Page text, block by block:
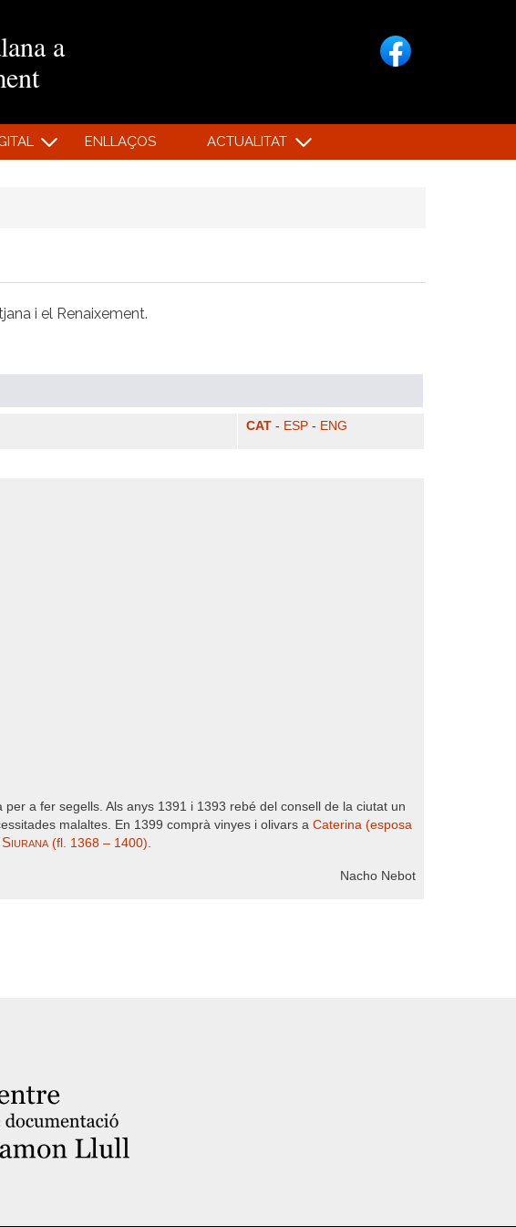
a
ENLLAÇOS ACTUALITAT
i el Renaixement.
CAT - ESP - ENG
a fer segells. Als anys 1391 i 1393 rebé del consell de la ciutat un
malaltes. En 1399 comprà vinyes i olivars a Caterina (esposa
Siurana(fl. 1368 – 1400).
Nacho Nebot